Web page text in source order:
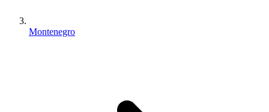
Montenegro